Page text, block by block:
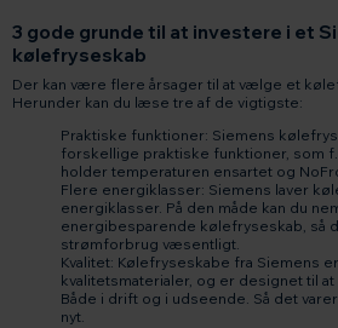
3 gode grunde til at investere i et
kølefryseskab
Der kan være flere årsager til at vælge et
Herunder kan du læse tre af de vigtigste:
Praktiske funktioner: Siemens
forskellige praktiske funktioner, som
holder temperaturen ensartet og
Flere energiklasser: Siemens laver
energiklasser. På den måde kan du
energibesparende kølefryseskab, så
strømforbrug væsentligt.
Kvalitet: Kølefryseskabe fra Siemens
kvalitetsmaterialer, og er designet til at
Både i drift og i udseende. Så det
nyt.